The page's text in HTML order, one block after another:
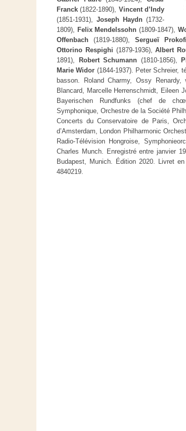
Franck (1822-1890), Vincent d’Indy
(1851-1931), Joseph Haydn (1732-
1809), Felix Mendelssohn (1809-1847),
Offenbach (1819-1880),Sergueï
Ottorino Respighi (1879-1936),Albert
1891),
Robert Schumann (1810-1856),
Marie Widor (1844-1937). Peter Schreier,
basson. Roland Charmy, Ossy
Blancard, Marcelle Herrenschmidt, Eileen
Bayerischen Rundfunks (chef de
Symphonique, Orchestre de la Société
Concerts du Conservatoire de Paris,
d’Amsterdam, London Philharmonic
Radio-Télévision Hongroise,
Charles Munch. Enregistré entre janvier
Budapest, Munich. Édition 2020. Livret
4840219.